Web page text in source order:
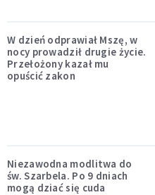
W dzień odprawiał Mszę, w
nocy prowadził drugie życie.
Przełożony kazał mu
opuścić zakon
Niezawodna modlitwa do
św. Szarbela. Po 9 dniach
mogą dziać się cuda